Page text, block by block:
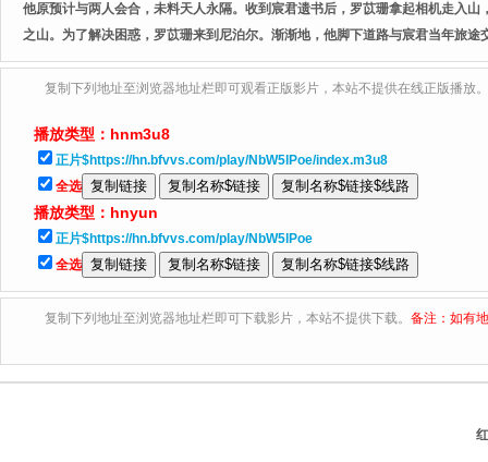
他原预计与两人会合，未料天人永隔。收到宸君遗书后，罗苡珊拿起相机走入
之山。为了解决困惑，罗苡珊来到尼泊尔。渐渐地，他脚下道路与宸君当年旅
复制下列地址至浏览器地址栏即可观看正版影片，本站不提供在线正版播放。
播放类型： hnm3u8
正片$https://hn.bfvvs.com/play/NbW5lPoe/index.m3u8
全选
播放类型： hnyun
正片$https://hn.bfvvs.com/play/NbW5lPoe
全选
复制下列地址至浏览器地址栏即可下载影片，本站不提供下载。 备注：如有